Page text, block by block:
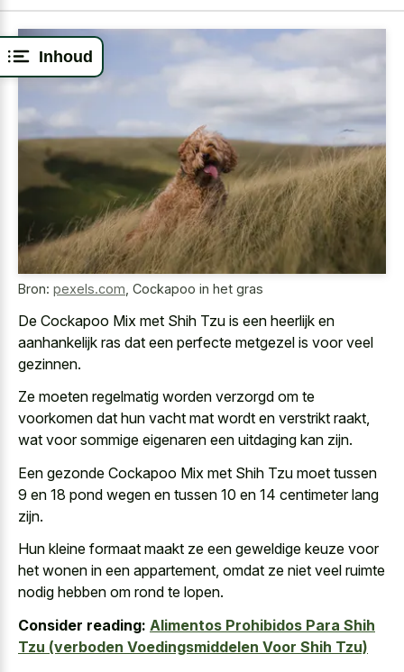
Inhoud
Bron: pexels.com Cockapoo in het gras
De Cockapoo Mix met Shih Tzu is een heerlijk en
aanhankelijk ras dat een perfecte metgezel is voor veel
gezinnen.
Ze moeten regelmatig worden verzorgd om te
voorkomen dat hun vacht mat wordt en verstrikt raakt,
wat voor sommige eigenaren een uitdaging kan zijn.
Een gezonde Cockapoo Mix met Shih Tzu moet tussen
9 en 18 pond wegen en tussen 10 en 14 centimeter lang
zijn.
Hun kleine formaat maakt ze een geweldige keuze voor
het wonen in een appartement, omdat ze niet veel ruimte
nodig hebben om rond te lopen.
Consider reading: Alimentos Prohibidos Para Shih
Tzu (verboden Voedingsmiddelen Voor Shih Tzu)